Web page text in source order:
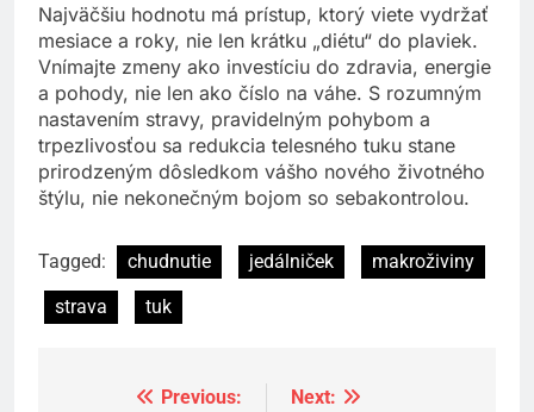
Najväčšiu hodnotu má prístup, ktorý viete vydržať
mesiace a roky, nie len krátku „diétu“ do plaviek.
Vnímajte zmeny ako investíciu do zdravia, energie
a pohody, nie len ako číslo na váhe. S rozumným
nastavením stravy, pravidelným pohybom a
trpezlivosťou sa redukcia telesného tuku stane
prirodzeným dôsledkom vášho nového životného
štýlu, nie nekonečným bojom so sebakontrolou.
Tagged: chudnutie jedálniček
makroživiny
strava
tuk
NavigáciaPrevious:
Next: